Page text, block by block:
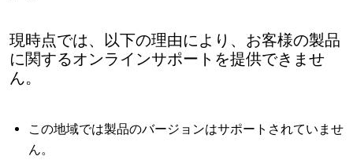
現時点では、以下の理由により、お客様の製品
に関するオンラインサポートを提供できませ
ん。
この地域では製品のバージョンはサポートされていませ
ん。